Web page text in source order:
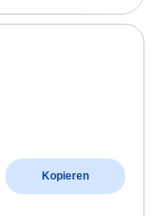
Kopieren